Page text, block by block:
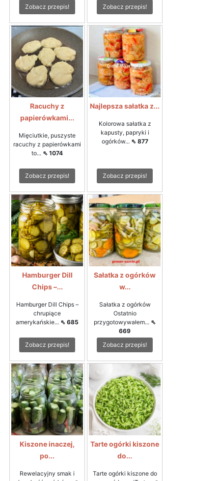
Zobacz przepis! Zobacz przepis!
Racuchy z
papierówkami...
Mięciutkie, puszyste
racuchy z papierówkami
to... ⇖ 1074
Zobacz przepis!
Najlepsza sałatka z...
Kolorowa sałatka z
kapusty, papryki i
ogórków... ⇖ 877
Zobacz przepis!
Hamburger Dill
Chips –...
Hamburger Dill Chips –
chrupiące
amerykańskie... ⇖ 685
Zobacz przepis!
Sałatka z ogórków
w...
Sałatka z ogórków
Ostatnio
przygotowywałem... ⇖
669
Zobacz przepis!
Kiszone inaczej,
po...
Rewelacyjny smak i
Tarte ogórki kiszone
do...
Tarte ogórki kiszone do